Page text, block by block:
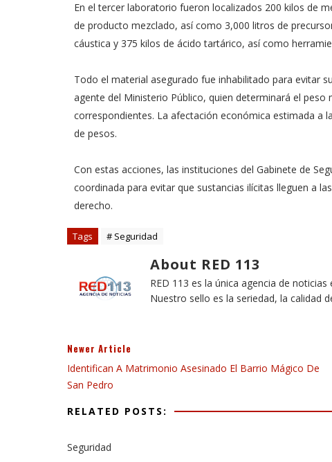
En el tercer laboratorio fueron localizados 200 kilos de
de producto mezclado, así como 3,000 litros de
cáustica y 375 kilos de ácido tartárico, así como
Todo el material asegurado fue inhabilitado para evitar
agente del Ministerio Público, quien determinará el
correspondientes. La afectación económica estimada a
de pesos.
Con estas acciones, las instituciones del Gabinete de
coordinada para evitar que sustancias ilícitas lleguen a
derecho.
Tags # Seguridad
About RED 113
RED 113 es la única agencia de
Nuestro sello es la seriedad, la calidad
Newer Article
Identifican A Matrimonio Asesinado El Barrio Mágico De
San Pedro
RELATED POSTS:
Seguridad